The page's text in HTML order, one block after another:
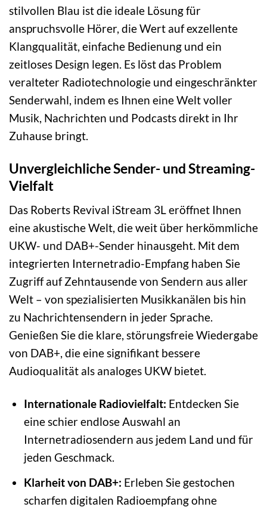
stilvollen Blau ist die ideale Lösung für
anspruchsvolle Hörer, die Wert auf exzellente
Klangqualität, einfache Bedienung und ein
zeitloses Design legen. Es löst das Problem
veralteter Radiotechnologie und eingeschränkter
Senderwahl, indem es Ihnen eine Welt voller
Musik, Nachrichten und Podcasts direkt in Ihr
Zuhause bringt.
Unvergleichliche Sender- und Streaming-
Vielfalt
Das Roberts Revival iStream 3L eröffnet Ihnen
eine akustische Welt, die weit über herkömmliche
UKW- und DAB+-Sender hinausgeht. Mit dem
integrierten Internetradio-Empfang haben Sie
Zugriff auf Zehntausende von Sendern aus aller
Welt – von spezialisierten Musikkanälen bis hin
zu Nachrichtensendern in jeder Sprache.
Genießen Sie die klare, störungsfreie Wiedergabe
von DAB+, die eine signifikant bessere
Audioqualität als analoges UKW bietet.
Internationale Radiovielfalt: Entdecken Sie
eine schier endlose Auswahl an
Internetradiosendern aus jedem Land und für
jeden Geschmack.
Klarheit von DAB+: Erleben Sie gestochen
scharfen digitalen Radioempfang ohne